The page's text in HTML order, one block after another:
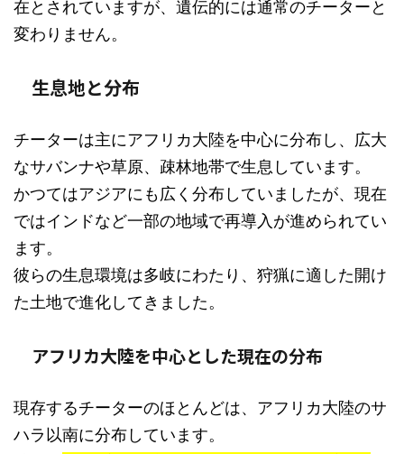
在とされていますが、遺伝的には通常のチーターと
変わりません。
生息地と分布
チーターは主にアフリカ大陸を中心に分布し、広大
なサバンナや草原、疎林地帯で生息しています。
かつてはアジアにも広く分布していましたが、現在
ではインドなど一部の地域で再導入が進められてい
ます。
彼らの生息環境は多岐にわたり、狩猟に適した開け
た土地で進化してきました。
アフリカ大陸を中心とした現在の分布
現存するチーターのほとんどは、アフリカ大陸のサ
ハラ以南に分布しています。